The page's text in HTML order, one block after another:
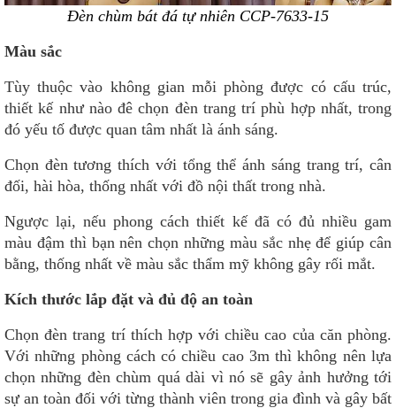
Đèn chùm bát đá tự nhiên CCP-7633-15
Màu sắc
Tùy thuộc vào không gian mỗi phòng được có cấu trúc,
thiết kế như nào đê chọn đèn trang trí phù hợp nhất, trong
đó yếu tố được quan tâm nhất là ánh sáng.
Chọn đèn tương thích với tổng thể ánh sáng trang trí, cân
đối, hài hòa, thống nhất với đồ nội thất trong nhà.
Ngược lại, nếu phong cách thiết kế đã có đủ nhiều gam
màu đậm thì bạn nên chọn những màu sắc nhẹ để giúp cân
bằng, thống nhất về màu sắc thẩm mỹ không gây rối mắt.
Kích thước lắp đặt và đủ độ an toàn
Chọn đèn trang trí thích hợp với chiều cao của căn phòng.
Với những phòng cách có chiều cao 3m thì không nên lựa
chọn những đèn chùm quá dài vì nó sẽ gây ảnh hưởng tới
sự an toàn đối với từng thành viên trong gia đình và gây bất